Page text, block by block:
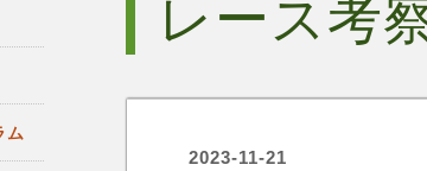
ム
レース考
2023-11-21